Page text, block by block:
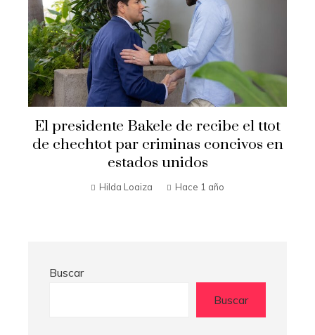
El presidente Bakele de recibe el ttot
de chechtot par criminas concivos en
estados unidos
Hilda Loaiza Hace 1 año
Buscar
Buscar